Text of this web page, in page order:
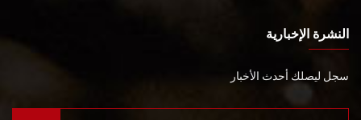
النشرة الإخبارية
سجل ليصلك أحدث الأخبار